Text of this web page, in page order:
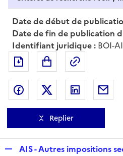
Date de début de
Date de fin de publication
Identifiant juridique : BOI-
Exporter le document
Partager sur Facebook
Partager surPartager
Replier
AIS - Autres impositions